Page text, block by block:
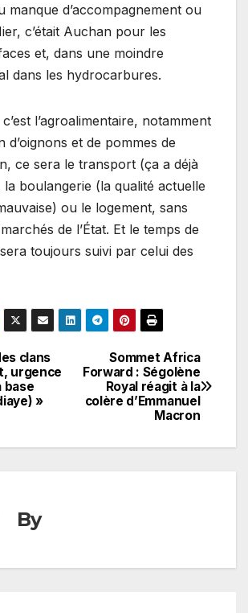
manque d’accompagnement ou
c’était Auchan pour les
et, dans une moindre
dans les hydrocarbures.
l’agroalimentaire, notamment
d’oignons et de pommes de
ce sera le transport (ça a déjà
boulangerie (la qualité actuelle
ou le logement, sans
de l’État. Et le temps de
sera toujours suivi par celui des
Sommet Africa
Forward : Ségolène
Royal réagit à la
colère d’Emmanuel
Macron
clans
urgence
base
»
By